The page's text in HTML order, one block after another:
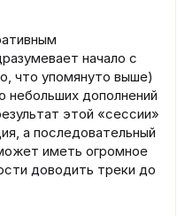
начало с
что упомянуто выше)
небольших дополнений
этой «сессии»
а последовательный
иметь огромное
доводить треки до